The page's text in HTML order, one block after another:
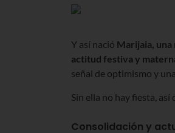
Y así nació Marijaia,
actitud festiva y
señal de optimismo y
Sin ella no hay fiesta,
Consolidación y